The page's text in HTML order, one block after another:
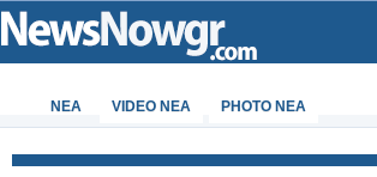
ΝΕΑ VIDEO NEA PHOTO NEA